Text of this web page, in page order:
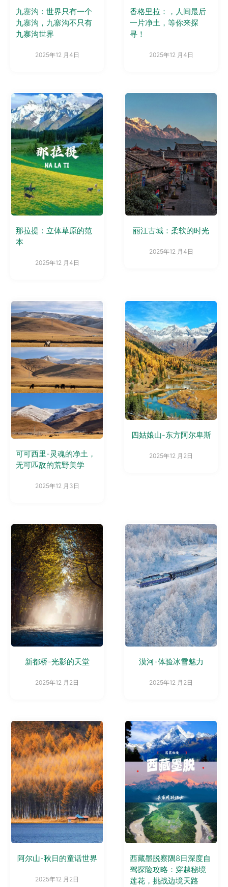
九寨沟：世界只有一个
九寨沟，九寨沟不只有
九寨沟世界
2025年12 月4日
香格里拉：，人间最后
一片净土，等你来探
寻！
2025年12 月4日
那拉提：立体草原的范
本
2025年12 月4日
丽江古城：柔软的时光
2025年12 月4日
可可西里-灵魂的净土，
无可匹敌的荒野美学
2025年12 月3日
四姑娘山-东方阿尔卑斯
2025年12 月2日
新都桥-光影的天堂
2025年12 月2日
漠河-体验冰雪魅力
2025年12 月2日
阿尔山-秋日的童话世界
2025年12 月2日
西藏墨脱察隅8日深度自
驾探险攻略：穿越秘境
莲花，挑战边境天路